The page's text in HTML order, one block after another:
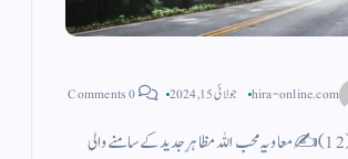
hira-online.com جولائی 15, 2024
علمی سیاحت نامہ (12)✍️ معاویہ محب اللہ مظاہرِ جدید کے سامنے والی